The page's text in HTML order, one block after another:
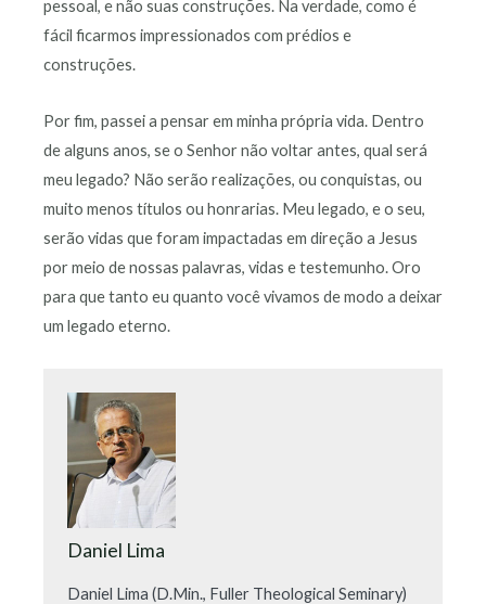
pessoal, e não suas construções. Na verdade, como é
fácil ficarmos impressionados com prédios e
construções.
Por fim, passei a pensar em minha própria vida. Dentro
de alguns anos, se o Senhor não voltar antes, qual será
meu legado? Não serão realizações, ou conquistas, ou
muito menos títulos ou honrarias. Meu legado, e o seu,
serão vidas que foram impactadas em direção a Jesus
por meio de nossas palavras, vidas e testemunho. Oro
para que tanto eu quanto você vivamos de modo a deixar
um legado eterno.
Daniel Lima
Daniel Lima (D.Min., Fuller Theological Seminary)